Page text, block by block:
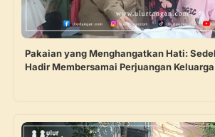
Pakaian yang Menghangatkan Hati:
Hadir Membersamai Perjuangan